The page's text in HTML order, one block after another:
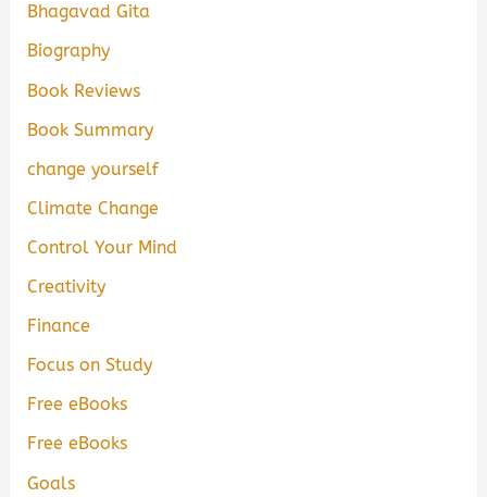
Bhagavad Gita
Biography
Book Reviews
Book Summary
change yourself
Climate Change
Control Your Mind
Creativity
Finance
Focus on Study
Free eBooks
Free eBooks
Goals